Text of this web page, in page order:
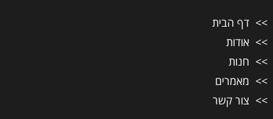
דף הבית
אודות
חנות
מאמרים
צור קשר